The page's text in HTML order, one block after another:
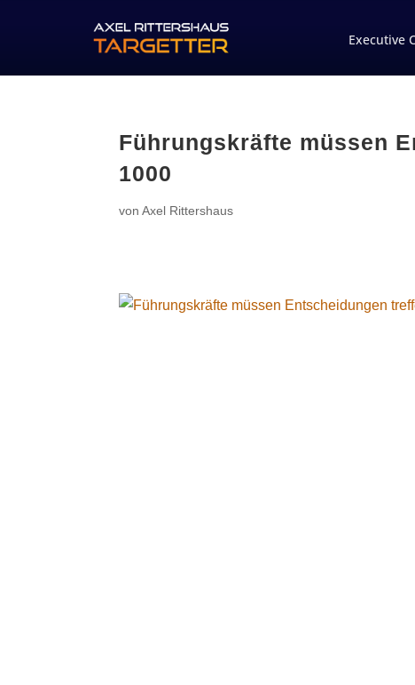
Executive
Führungskräfte müssen
1000
vonAxel Rittershaus